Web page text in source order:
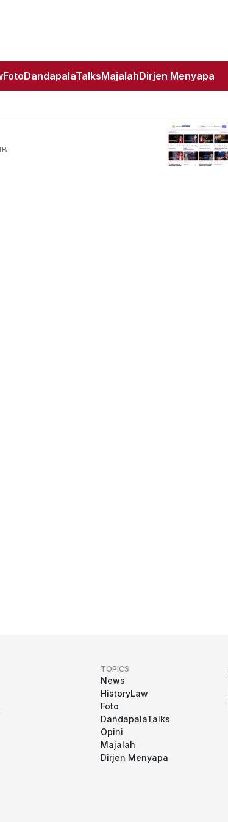
FotoDandapalaTalksMajalahDirjen Menyapa
TOPICS
News
HistoryLaw
Foto
DandapalaTalks
Opini
Majalah
Dirjen Menyapa